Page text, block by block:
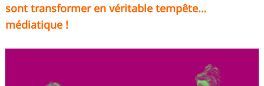
sont transformer en véritable tempête…
médiatique !